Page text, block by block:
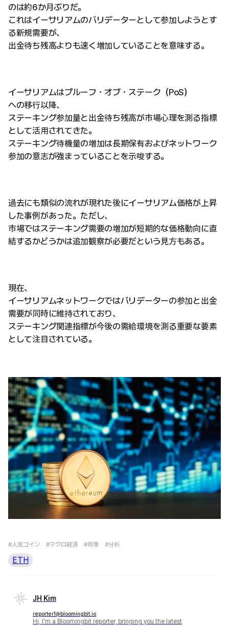
のは約6か月ぶりだ。
これはイーサリアムのバリデーターとして参加しようとす
る新規需要が、
出金待ち残高よりも速く増加していることを意味する。
イーサリアムはプルーフ・オブ・ステーク（PoS）
への移行以降、
ステーキング参加量と出金待ち残高が市場心理を測る指標
として活用されてきた。
ステーキング待機量の増加は長期保有およびネットワーク
参加の意志が強まっていることを示唆する。
過去にも類似の流れが現れた後にイーサリアム価格が上昇
した事例があった。ただし、
市場ではステーキング需要の増加が短期的な価格動向に直
結するかどうかは追加観察が必要だという見方もある。
現在、
イーサリアムネットワークではバリデーターの参加と出金
需要が同時に維持されており、
ステーキング関連指標が今後の需給環境を測る重要な要素
として注目されている。
#人気コイン #マクロ経済 #政策 #分析
ETH
JH Kim
reporter1@bloomingbit.io
Hi, I'm a Bloomingbit reporter, bringing you the latest